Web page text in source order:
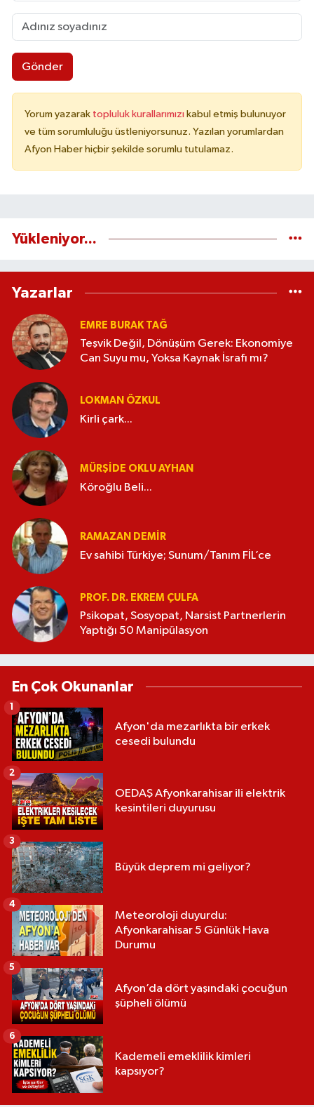
Gönder
Yorum yazarak topluluk kurallarımızı kabul etmiş bulunuyor
ve tüm sorumluluğu üstleniyorsunuz. Yazılan yorumlardan
Afyon Haber hiçbir şekilde sorumlu tutulamaz.
Yükleniyor...
Yazarlar
EMRE BURAK TAĞ
Teşvik Değil, Dönüşüm Gerek: Ekonomiye
Can Suyu mu, Yoksa Kaynak İsrafı mı?
LOKMAN ÖZKUL
Kirli çark...
MÜRŞIDE OKLU AYHAN
Köroğlu Beli...
RAMAZAN DEMİR
Ev sahibi Türkiye; Sunum/Tanım FİL’ce
PROF. DR. EKREM ÇULFA
Psikopat, Sosyopat, Narsist Partnerlerin
Yaptığı 50 Manipülasyon
En Çok Okunanlar
Afyon'da mezarlıkta bir erkek
cesedi bulundu
1
OEDAŞ Afyonkarahisar ili elektrik
kesintileri duyurusu
2
Büyük deprem mi geliyor?
3
Meteoroloji duyurdu:
Afyonkarahisar 5 Günlük Hava
Durumu
4
Afyon’da dört yaşındaki çocuğun
şüpheli ölümü
5
Kademeli emeklilik kimleri
kapsıyor?
6